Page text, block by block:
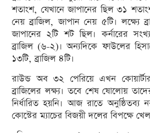
শতাংশ, যেখানে জাপানের ছিল ৩১
নেয় ব্রাজিল, জাপান নেয় ৫টি। লক্ষ্যে
জাপানের ২টি শট ছিল। কর্নারের
ব্রাজিল (৬-২)। অন্যদিকে ফাউলের
১৩টি, ব্রাজিল ৪টি।
রাউন্ড অব ৩২ পেরিয়ে এখন
ব্রাজিলের লক্ষ্য। তবে শেষ ষোলোয়
নির্ধারিত হয়নি। আজ রাতে
কোস্টের ম্যাচের বিজয়ী দলের বিপক্ষে